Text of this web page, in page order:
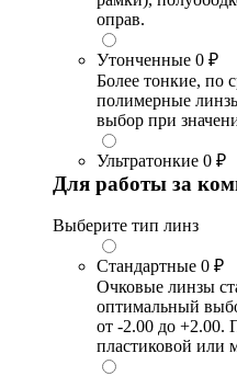
оправ.
Утонченные 0 ₽
Более тонкие, по
полимерные
выбор при
Ультратонкие 0 ₽
Для работы за
Выберите тип линз
Стандартные 0 ₽
Очковые линзы
оптимальный
от -2.00 до +2.00.
пластиковой или